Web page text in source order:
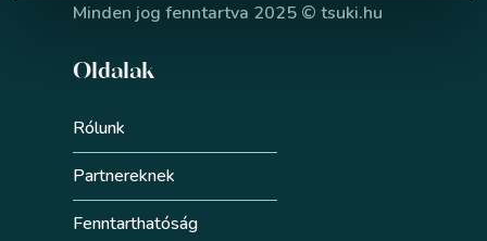
Minden jog fenntartva 2025 © tsuki.hu
Oldalak
Rólunk
Partnereknek
Fenntarthatóság